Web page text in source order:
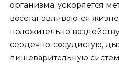
организма: ускоряется
восстанавливаются
положительно
сердечно-сосудистую,
пищеварительную